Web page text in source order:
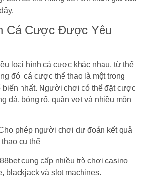
Cá Cược Được Yêu
loại hình cá cược khác nhau, từ thể
đó, cá cược thể thao là một trong
biến nhất. Người chơi có thể đặt cược
đá, bóng rổ, quần vợt và nhiều môn
phép người chơi dự đoán kết quả
cụ thể.
cung cấp nhiều trò chơi casino
blackjack và slot machines.